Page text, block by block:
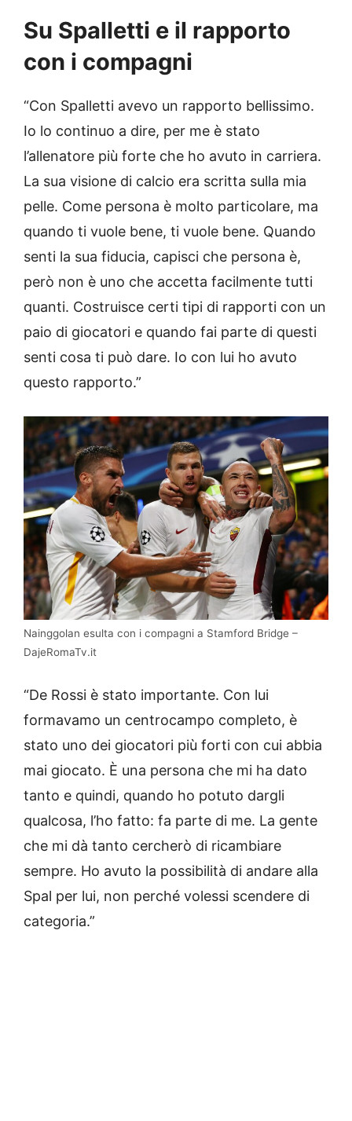
Su Spalletti e il rapporto
con i compagni
“Con Spalletti avevo un rapporto bellissimo.
Io lo continuo a dire, per me è stato
l’allenatore più forte che ho avuto in carriera.
La sua visione di calcio era scritta sulla mia
pelle. Come persona è molto particolare, ma
quando ti vuole bene, ti vuole bene. Quando
senti la sua fiducia, capisci che persona è,
però non è uno che accetta facilmente tutti
quanti. Costruisce certi tipi di rapporti con un
paio di giocatori e quando fai parte di questi
senti cosa ti può dare. Io con lui ho avuto
questo rapporto.”
Nainggolan esulta con i compagni a Stamford Bridge –
DajeRomaTv.it
“De Rossi è stato importante. Con lui
formavamo un centrocampo completo, è
stato uno dei giocatori più forti con cui abbia
mai giocato. È una persona che mi ha dato
tanto e quindi, quando ho potuto dargli
qualcosa, l’ho fatto: fa parte di me. La gente
che mi dà tanto cercherò di ricambiare
sempre. Ho avuto la possibilità di andare alla
Spal per lui, non perché volessi scendere di
categoria.”